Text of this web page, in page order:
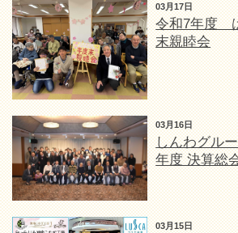
03月17日
令和7年度
末親睦会
03月16日
しんわグル
年度 決算総
03月15日